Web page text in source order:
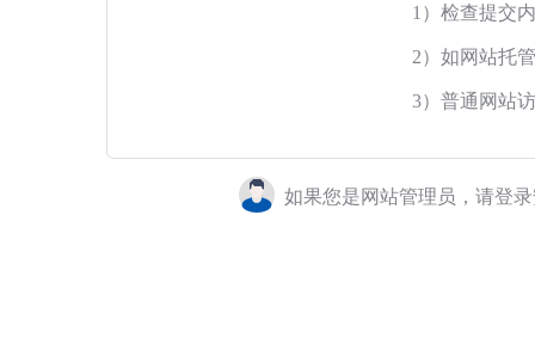
1）检查提交
2）如网站托
3）普通网站
如果您是网站管理员，请登